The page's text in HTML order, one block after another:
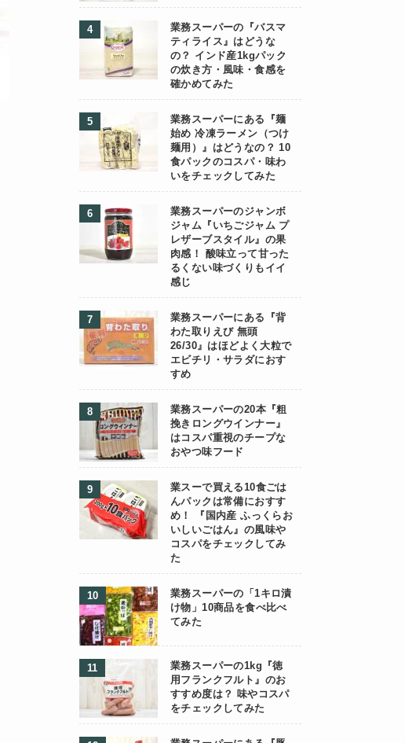
業務スーパーの『バスマ
ティライス』はどうな
の？ インド産1kgパック
の炊き方・風味・食感を
確かめてみた
業務スーパーにある『麺
始め 冷凍ラーメン（つけ
麺用）』はどうなの？ 10
食パックのコスパ・味わ
いをチェックしてみた
業務スーパーのジャンボ
ジャム『いちごジャム プ
レザーブスタイル』の果
肉感！ 酸味立って甘った
るくない味づくりもイイ
感じ
業務スーパーにある『背
わた取りえび 無頭
26/30』はほどよく大粒で
エビチリ・サラダにおす
すめ
業務スーパーの20本『粗
挽きロングウインナー』
はコスパ重視のチープな
おやつ味フード
業スーで買える10食ごは
んパックは常備におすす
め！ 『国内産 ふっくらお
いしいごはん』の風味や
コスパをチェックしてみ
た
業務スーパーの「1キロ漬
け物」10商品を食べ比べ
てみた
業務スーパーの1kg『徳
用フランクフルト』のお
すすめ度は？ 味やコスパ
をチェックしてみた